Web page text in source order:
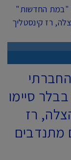
סיימו
רז
מתנדבים